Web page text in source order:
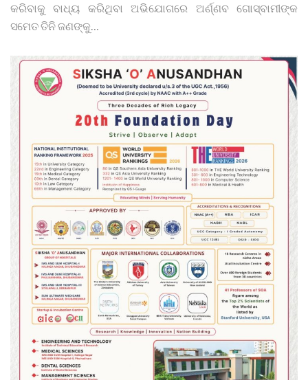
କରିବାକୁ ବାଧ୍ୟ କରିଥିବା ଅଭିଯୋଗରେ ଅର୍ଣ୍ଣବ ଗୋସ୍ବାମୀଙ୍କ
ସମେତ ତିନି ଜଣଙ୍କୁ…